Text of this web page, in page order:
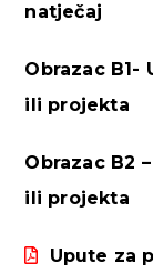
natječaj
Obrazac
ili projekta
Obrazac B2
ili projekta
Upute za